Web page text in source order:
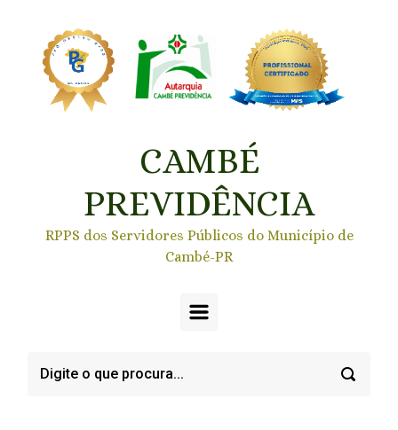
CAMBÉ
PREVIDÊNCIA
RPPS dos Servidores Públicos do Município de
Cambé-PR